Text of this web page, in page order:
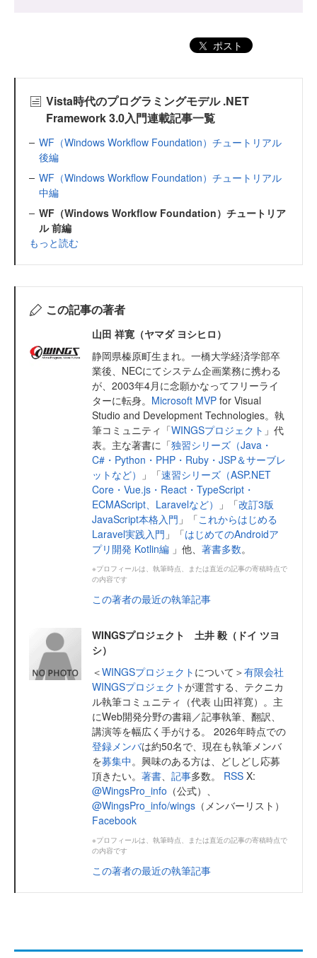
ポスト
Vista時代のプログラミングモデル .NET
Framework 3.0入門連載記事一覧
WF（Windows Workflow Foundation）チュートリアル
後編
WF（Windows Workflow Foundation）チュートリアル
中編
WF（Windows Workflow Foundation）チュートリア
ル 前編
もっと読む
この記事の著者
山田 祥寛（ヤマダ ヨシヒロ）
静岡県榛原町生まれ。一橋大学経済学部卒
業後、NECにてシステム企画業務に携わる
が、2003年4月に念願かなってフリーライ
ターに転身。 Microsoft MVP for Visual
Studio and Development Technologies。執
筆コミュニティ「WINGSプロジェクト 」代
表。主な著書に「独習シリーズ（Java・
C#・Python・PHP・Ruby・JSP＆サーブレ
ットなど）
」「速習シリーズ（ASP.NET
Core・Vue.js・React・TypeScript・
ECMAScript、Laravelなど）
」「改訂3版
JavaScript本格入門 」「これからはじめる
Laravel実践入門 」「はじめてのAndroidア
プリ開発 Kotlin編 」他、 著書多数。
※プロフィールは、執筆時点、または直近の記事の寄稿時点で
の内容です
この著者の最近の執筆記事
WINGSプロジェクト 土井 毅（ドイ ツヨ
シ）
＜WINGSプロジェクト について＞有限会社
WINGSプロジェクトが運営する、テクニカ
ル執筆コミュニティ（代表 山田祥寛）。主
にWeb開発分野の書籍／記事執筆、翻訳、
講演等を幅広く手がける。 2026年時点での
登録メンバは約50名で、現在も執筆メンバ
を募集中。興味のある方は、どしどし応募
頂きたい。 著書、 記事多数。 RSS X:
@WingsPro_info （公式）、
@WingsPro_info/wings （メンバーリスト）
Facebook
※プロフィールは、執筆時点、または直近の記事の寄稿時点で
の内容です
この著者の最近の執筆記事